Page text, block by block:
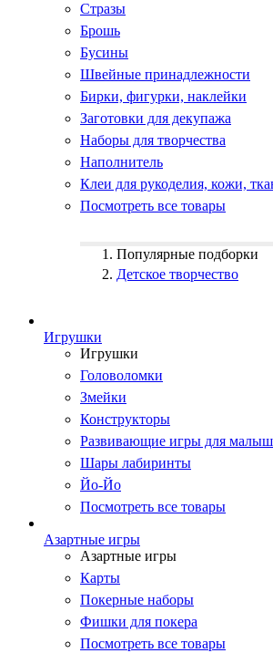
Стразы
Брошь
Бусины
Швейные принадлежности
Бирки, фигурки, наклейки
Заготовки для декупажа
Наборы для творчества
Наполнитель
Клеи для рукоделия, кожи,
Посмотреть все товары
Популярные подборки
Детское творчество
Игрушки
Игрушки
Головоломки
Змейки
Конструкторы
Развивающие игры для
Шары лабиринты
Йо-Йо
Посмотреть все товары
Азартные игры
Азартные игры
Карты
Покерные наборы
Фишки для покера
Посмотреть все товары